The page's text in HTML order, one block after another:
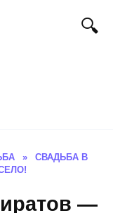
»
СВАДЬБА В
—